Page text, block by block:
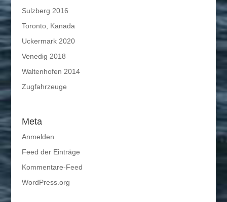
Sulzberg 2016
Toronto, Kanada
Uckermark 2020
Venedig 2018
Waltenhofen 2014
Zugfahrzeuge
Meta
Anmelden
Feed der Einträge
Kommentare-Feed
WordPress.org